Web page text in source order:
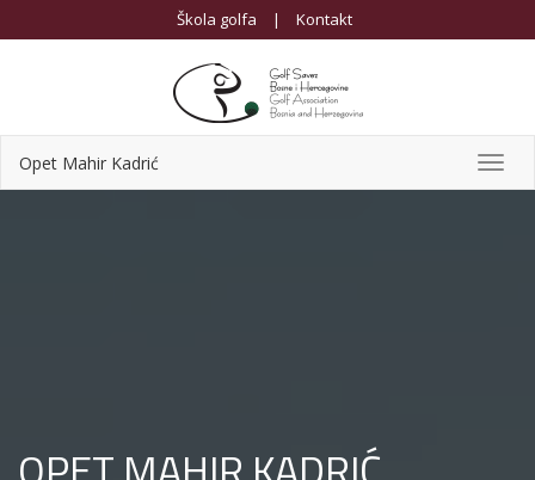
Škola golfa | Kontakt
Opet Mahir Kadrić